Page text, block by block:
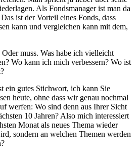
Als Fondsmanager ist man da
ist der Vorteil eines Fonds, dass
kann und vergleichen kann mit dem,
Oder muss. Was habe ich vielleicht
Wo kann ich mich verbessern? Wo ist
ein gutes Stichwort, ich kann Sie
heute, ohne dass wir genau nochmal
werfen: Wo sind denn aus Ihrer Sicht
10 Jahren? Also mich interessiert
Monat als neues Thema wieder
sondern an welchen Themen werden